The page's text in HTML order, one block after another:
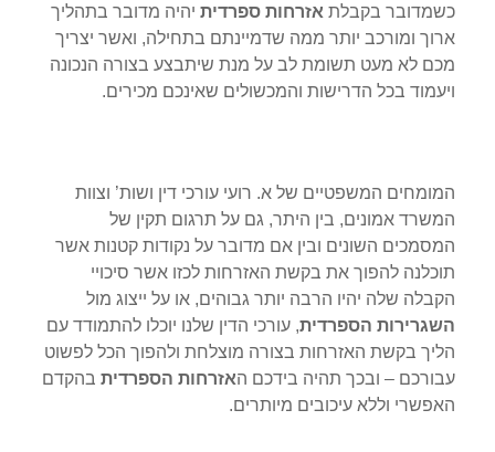
כשמדובר בקבלת אזרחות ספרדיתיהיה מדובר בתהליך
ארוך ומורכב יותר ממה שדמיינתם בתחילה, ואשר יצריך
מכם לא מעט תשומת לב על מנת שיתבצע בצורה הנכונה
ויעמוד בכל הדרישות והמכשולים שאינכם מכירים.
המומחים המשפטיים של א. רועי עורכי דין ושות’ וצוות
המשרד אמונים, בין היתר, גם על תרגום תקין של
המסמכים השונים ובין אם מדובר על נקודות קטנות אשר
תוכלנה להפוך את בקשת האזרחות לכזו אשר סיכויי
הקבלה שלה יהיו הרבה יותר גבוהים, או על ייצוג מול
השגרירות הספרדית, עורכי הדין שלנו יוכלו להתמודד עם
הליך בקשת האזרחות בצורה מוצלחת ולהפוך הכל לפשוט
עבורכם – ובכך תהיה בידכם האזרחות הספרדיתבהקדם
האפשרי וללא עיכובים מיותרים.